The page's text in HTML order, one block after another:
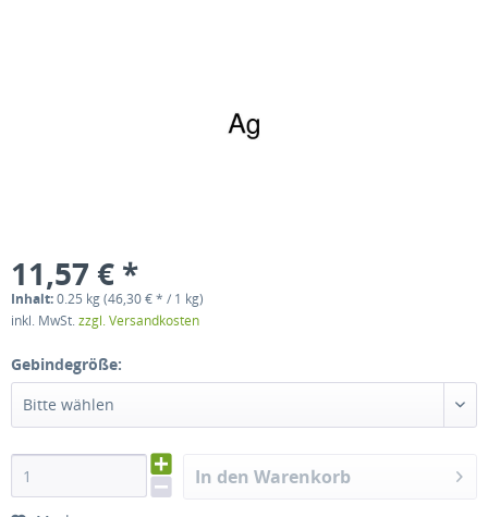
11,57 € *
Inhalt:0.25 kg (46,30 € * / 1 kg)
inkl. MwSt.zzgl. Versandkosten
Gebindegröße:
Bitte wählen
In den Warenkorb